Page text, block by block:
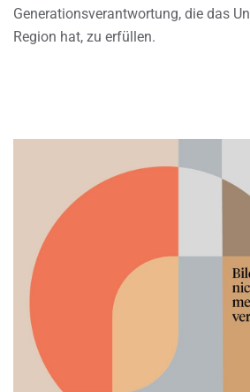
Generationsverantwortung, die das
Region hat, zu erfüllen.